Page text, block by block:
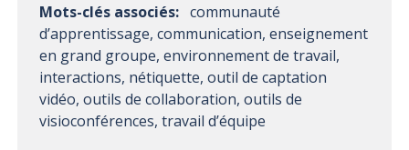
Mots-clés associés: communauté
d’apprentissage, communication, enseignement
en grand groupe, environnement de travail,
interactions, nétiquette, outil de captation
vidéo, outils de collaboration, outils de
visioconférences, travail d’équipe